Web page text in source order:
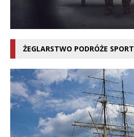
ŻEGLARSTWO PODRÓŻE SPORT